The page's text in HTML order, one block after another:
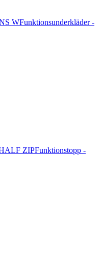
WFunktionsunderkläder -
ZIPFunktionstopp -